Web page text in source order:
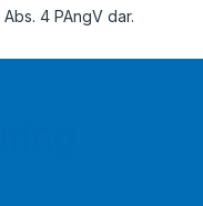
4 PAngV dar.